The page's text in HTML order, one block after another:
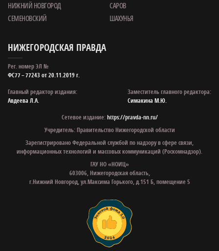
НИЖНИЙ НОВГОРОД
САРОВ
СЕМЕНОВСКИЙ
ШАХУНЬЯ
НИЖЕГОРОДСКАЯ ПРАВДА
Рег. номер ЭЛ №
ФС77 – 77243 от 20.11.2019 г.
Главный редактор издания:
Авдеева Л.А.
Заместитель главного редактора:
Симакина М.Ю.
Сетевое издание:https://pravda-nn.ru/
Учредитель: Правительство Нижегородской области
Зарегистрировано Федеральной службой по надзору в сфере связи,
информационных технологий и массовых коммуникаций (Роскомнадзор).
ГАУ НО «НОИЦ»
603006, Нижегородская область,
г.Нижний Новгород, ул.Максима Горького, д.151 Б, помещение 5